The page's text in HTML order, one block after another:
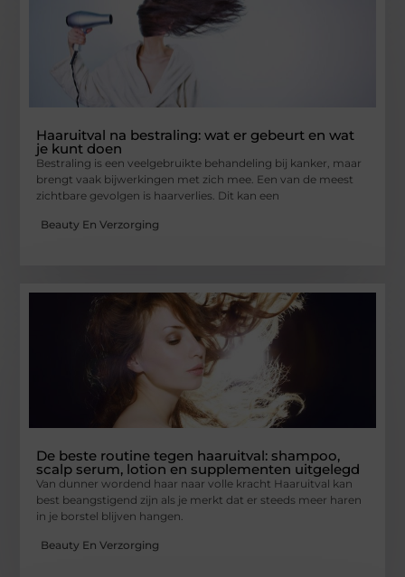
Haaruitval na bestraling: wat er gebeurt en wat
je kunt doen
Bestraling is een veelgebruikte behandeling bij kanker, maar
brengt vaak bijwerkingen met zich mee. Een van de meest
zichtbare gevolgen is haarverlies. Dit kan een
Beauty En Verzorging
De beste routine tegen haaruitval: shampoo,
scalp serum, lotion en supplementen uitgelegd
Van dunner wordend haar naar volle kracht Haaruitval kan
best beangstigend zijn als je merkt dat er steeds meer haren
in je borstel blijven hangen.
Beauty En Verzorging